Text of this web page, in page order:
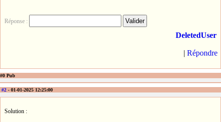
Réponse :
DeletedUser
| Répondre
#0 Pub
#2 - 01-01-2025 12:25:00
Solution :